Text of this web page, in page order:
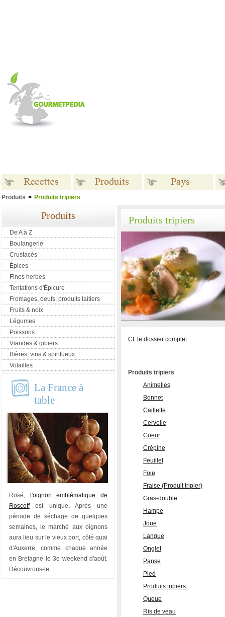
Produits > Produits tripiers
Produits
De A à Z
Boulangerie
Crustacés
Épices
Fines herbes
Tentations d'Épicure
Fromages, oeufs, produits laitiers
Fruits & noix
Légumes
Poissons
Viandes & gibiers
Bières, vins & spiritueux
Volailles
La France à
table
Rosé,
l'oignon emblématique de
Roscoffest unique. Après une
période de séchage de quelques
semaines, le marché aux oignons
aura lieu sur le vieux port, côté quai
d'Auxerre, comme chaque année
en Bretagne le 3e weekend d'août.
Découvrons-le.
Produits tripiers
Cf. le dossier complet
Produits tripiers
Animelles
Bonnet
Caillette
Cervelle
Coeur
Crépine
Feuillet
Foie
Fraise (Produit tripier)
Gras-double
Hampe
Joue
Langue
Onglet
Panse
Pied
Produits tripiers
Queue
Ris de veau
Recettes